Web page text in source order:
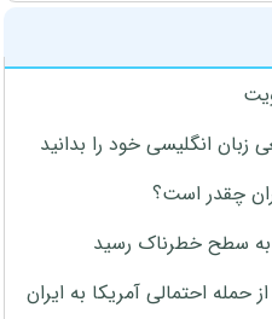
انگلیسی خود را بدانید
به سطح خطرناک رسید
احتمالی آمریکا به ایران